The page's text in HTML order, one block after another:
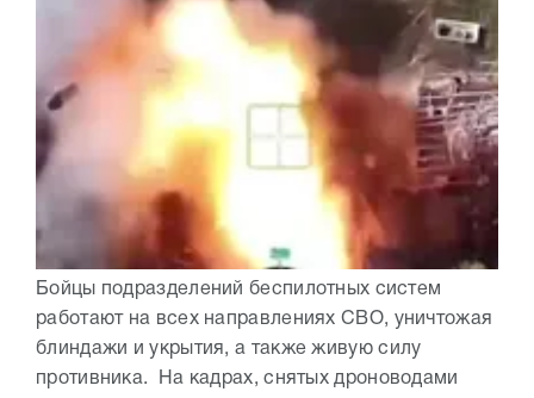
Бойцы подразделений беспилотных систем
работают на всех направлениях СВО, уничтожая
блиндажи и укрытия, а также живую силу
противника. На кадрах, снятых дроноводами